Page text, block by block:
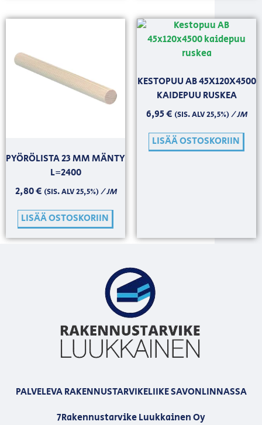
PYÖRÖLISTA 23 MM MÄNTY
L=2400
2,80€ (SIS. ALV 25,5%)/ JM
LISÄÄ OSTOSKORIIN
KESTOPUU AB 45X120X4500
KAIDEPUU RUSKEA
6,95€ (SIS. ALV 25,5%)/ JM
LISÄÄ OSTOSKORIIN
PALVELEVA RAKENNUSTARVIKELIIKE SAVONLINNASSA
7Rakennustarvike Luukkainen Oy